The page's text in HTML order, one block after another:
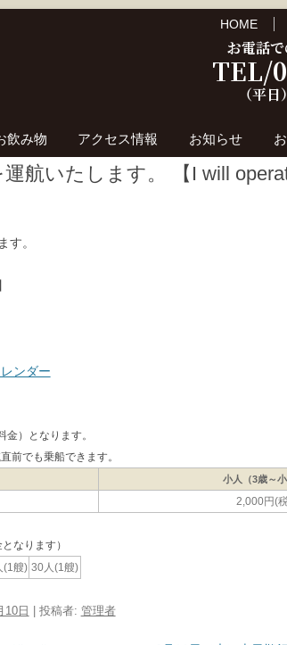
HOME
お電話
TEL/
（平
飲み物 アクセス情報 お知らせ
航いたします。 【I will
す。
ンダー
）となります。
前でも乗船できます。
小人（3歳～小
2,000円(
なります）
(1艘) 30人(1艘)
10日 投稿者: 管理者